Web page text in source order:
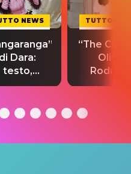
NEWS
di Dara:
testo,
e
singolo
TUTTO
“The
Olivia
testo,